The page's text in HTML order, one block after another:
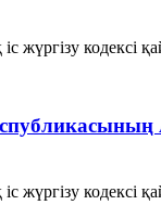
жүргізу кодексі
жүргізу кодексі